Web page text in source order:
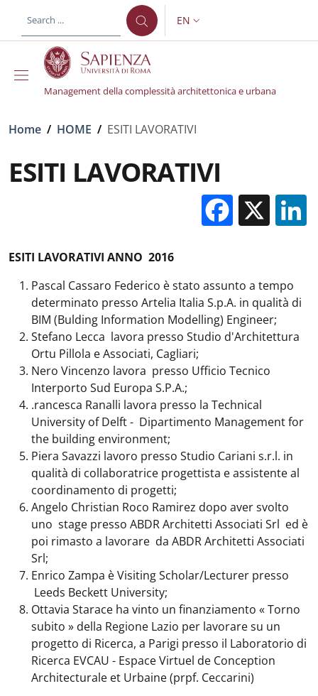
LANGUAGE SWITCHER:
EN
Management della complessità architettonica e urbana
Breadcrumb
Home / HOME / ESITI LAVORATIVI
ESITI LAVORATIVI
X
ESITI LAVORATIVI ANNO 2016
Pascal Cassaro Federico è stato assunto a tempo
determinato presso Artelia Italia S.p.A. in qualità di
BIM (Bulding Information Modelling) Engineer;
Stefano Lecca lavora presso Studio d'Architettura
Ortu Pillola e Associati, Cagliari;
Nero Vincenzo lavora presso Ufficio Tecnico
Interporto Sud Europa S.P.A.;
.rancesca Ranalli lavora presso la Technical
University of Delft - Dipartimento Management for
the building environment;
Piera Savazzi lavoro presso Studio Cariani s.r.l. in
qualità di collaboratrice progettista e assistente al
coordinamento di progetti;
Angelo Christian Roco Ramirez dopo aver svolto
uno stage presso ABDR Architetti Associati Srl ed è
poi rimasto a lavorare da ABDR Architetti Associati
Srl;
Enrico Zampa è Visiting Scholar/Lecturer presso
Leeds Beckett University;
Ottavia Starace ha vinto un finanziamento « Torno
subito » della Regione Lazio per lavorare su un
progetto di Ricerca, a Parigi presso il Laboratorio di
Ricerca EVCAU - Espace Virtuel de Conception
Architecturale et Urbaine (prpf. Ceccarini)